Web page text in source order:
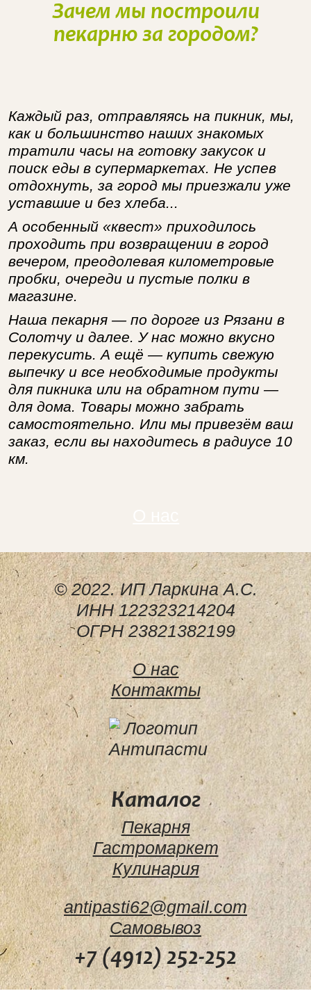
Наше производство
Зачем мы построили
пекарню за городом?
Каждый раз, отправляясь на пикник, мы,
как и большинство наших знакомых
тратили часы на готовку закусок и
поиск еды в супермаркетах. Не успев
отдохнуть, за город мы приезжали уже
уставшие и без хлеба...
А особенный «квест» приходилось
проходить при возвращении в город
вечером, преодолевая километровые
пробки, очереди и пустые полки в
магазине.
Наша пекарня — по дороге из Рязани в
Солотчу и далее. У нас можно вкусно
перекусить. А ещё — купить свежую
выпечку и все необходимые продукты
для пикника или на обратном пути —
для дома. Товары можно забрать
самостоятельно. Или мы привезём ваш
заказ, если вы находитесь в радиусе 10
км.
© 2022. ИП Ларкина А.С.
ИНН 122323214204
ОГРН 23821382199
О нас
Контакты
Каталог
Пекарня
Гастромаркет
Кулинария
+7 (4912) 252-252
antipasti62@gmail.com
Самовывоз